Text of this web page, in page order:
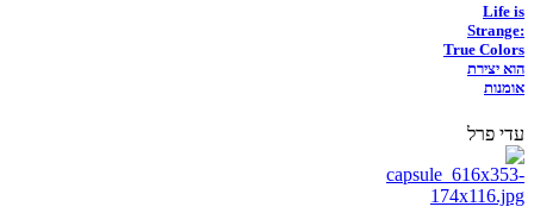
Life is
Strange:
True Colors
הוא יצירת
אומנות
עדי פרל